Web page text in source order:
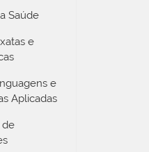
Saúde
e
e
Aplicadas
de